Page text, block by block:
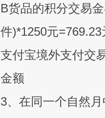
B货品的积分交易
件)*1250元
支付宝境外支付交
金额
3、在同一个自然